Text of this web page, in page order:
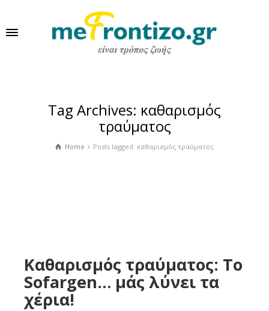
Tag Archives: καθαρισμός
τραύματος
Home Posts tagged: καθαρισμός τραύματος
Καθαρισμός τραύματος: Το
Sofargen… μάς λύνει τα
χέρια!